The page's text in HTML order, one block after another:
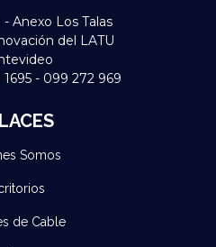
- Anexo Los Talas
del LATU
- 099 272 969
Somos
de Cable